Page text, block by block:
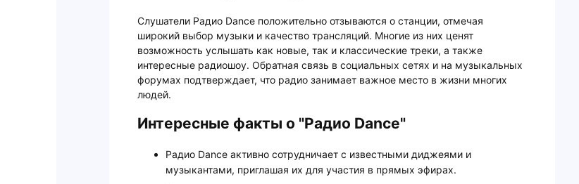
Слушатели Радио Dance положительно отзываются о станции, отмечая
широкий выбор музыки и качество трансляций. Многие из них ценят
возможность услышать как новые, так и классические треки, а также
интересные радиошоу. Обратная связь в социальных сетях и на музыкальных
форумах подтверждает, что радио занимает важное место в жизни многих
людей.
Интересные факты о "Радио Dance"
Радио Dance активно сотрудничает с известными диджеями и
музыкантами, приглашая их для участия в прямых эфирах.